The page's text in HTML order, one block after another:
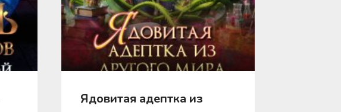
Ядовитая адептка из